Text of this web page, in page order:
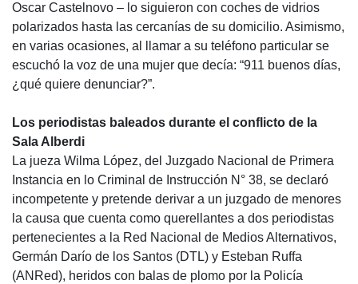
Oscar Castelnovo – lo siguieron con coches de vidrios
polarizados hasta las cercanías de su domicilio. Asimismo,
en varias ocasiones, al llamar a su teléfono particular se
escuchó la voz de una mujer que decía: “911 buenos días,
¿qué quiere denunciar?”.
Los periodistas baleados durante el conflicto de la
Sala Alberdi
La jueza Wilma López, del Juzgado Nacional de Primera
Instancia en lo Criminal de Instrucción N° 38, se declaró
incompetente y pretende derivar a un juzgado de menores
la causa que cuenta como querellantes a dos periodistas
pertenecientes a la Red Nacional de Medios Alternativos,
Germán Darío de los Santos (DTL) y Esteban Ruffa
(ANRed), heridos con balas de plomo por la Policía